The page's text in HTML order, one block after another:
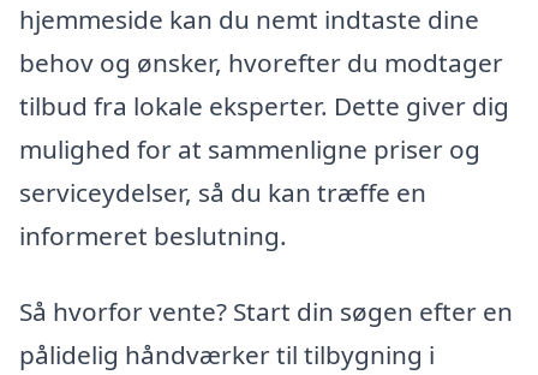
hjemmeside kan du nemt indtaste dine
behov og ønsker, hvorefter du modtager
tilbud fra lokale eksperter. Dette giver dig
mulighed for at sammenligne priser og
serviceydelser, så du kan træffe en
informeret beslutning.
Så hvorfor vente? Start din søgen efter en
pålidelig håndværker til tilbygning i